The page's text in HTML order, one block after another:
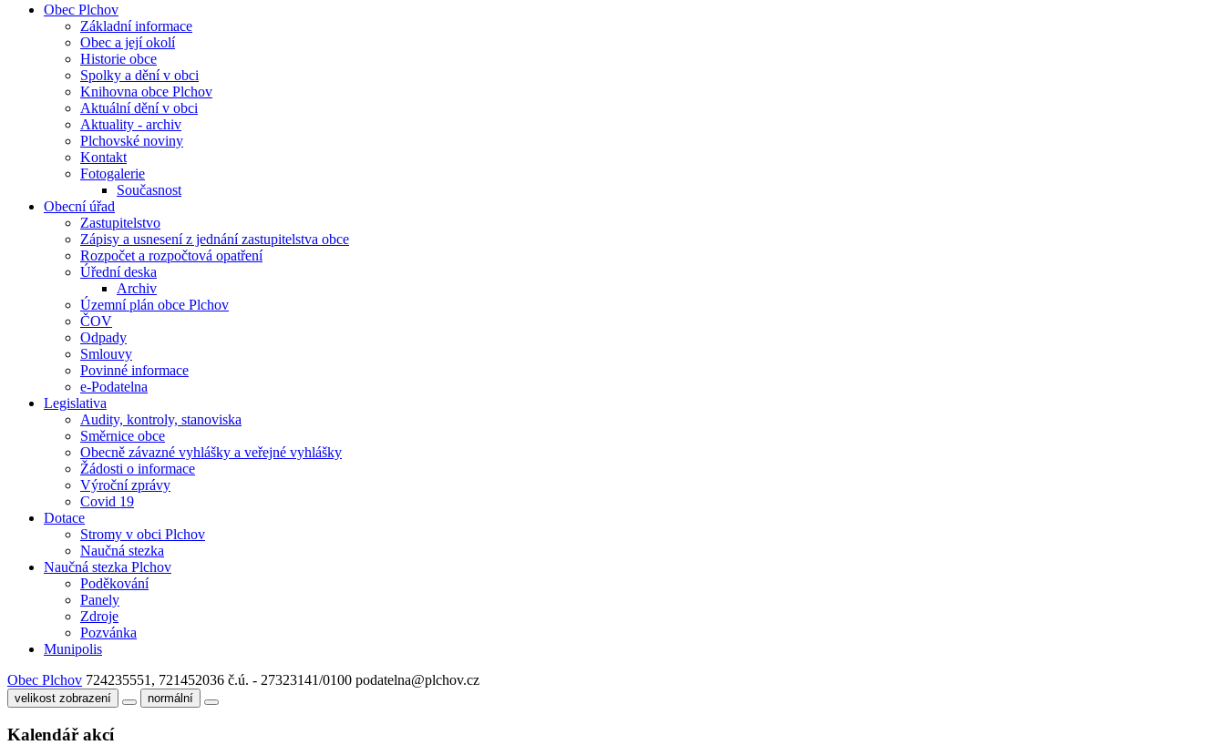
Obec Plchov
Základní informace
Obec a její okolí
Historie obce
Spolky a dění v obci
Knihovna obce Plchov
Aktuální dění v obci
Aktuality - archiv
Plchovské noviny
Kontakt
Fotogalerie
Současnost
Obecní úřad
Zastupitelstvo
Zápisy a usnesení z jednání zastupitelstva obce
Rozpočet a rozpočtová opatření
Úřední deska
Archiv
Územní plán obce Plchov
ČOV
Odpady
Smlouvy
Povinné informace
e-Podatelna
Legislativa
Audity, kontroly, stanoviska
Směrnice obce
Obecně závazné vyhlášky a veřejné vyhlášky
Žádosti o informace
Výroční zprávy
Covid 19
Dotace
Stromy v obci Plchov
Naučná stezka
Naučná stezka Plchov
Poděkování
Panely
Zdroje
Pozvánka
Munipolis
Obec Plchov 724235551, 721452036 č.ú. - 27323141/0100 podatelna@plchov.cz
velikost zobrazení normální
Kalendář akcí